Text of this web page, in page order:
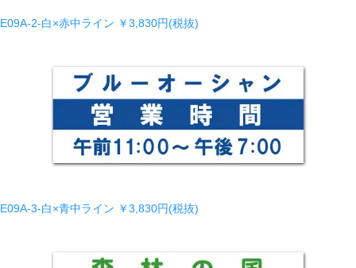
E09A-2-白×赤中ライン ￥3,830円(税抜)
E09A-3-白×青中ライン ￥3,830円(税抜)